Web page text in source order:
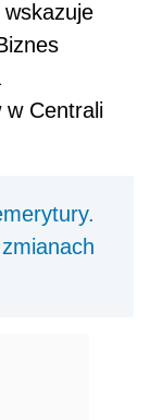
w Centrali